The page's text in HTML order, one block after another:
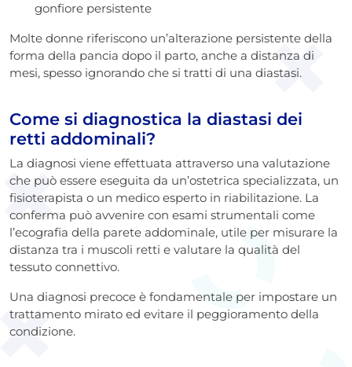
gonfiore persistente
Molte donne riferiscono un’alterazione persistente della
forma della pancia dopo il parto, anche a distanza di
mesi, spesso ignorando che si tratti di una diastasi.
Come si diagnostica la diastasi dei
retti addominali?
La diagnosi viene effettuata attraverso una valutazione
che può essere eseguita da un’ostetrica specializzata, un
fisioterapista o un medico esperto in riabilitazione. La
conferma può avvenire con esami strumentali come
l’ecografia della parete addominale, utile per misurare la
distanza tra i muscoli retti e valutare la qualità del
tessuto connettivo.
Una diagnosi precoce è fondamentale per impostare un
trattamento mirato ed evitare il peggioramento della
condizione.